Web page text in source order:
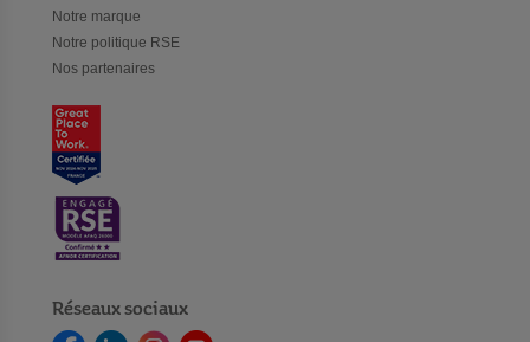
Notre marque
Notre politique RSE
Nos partenaires
Réseaux sociaux